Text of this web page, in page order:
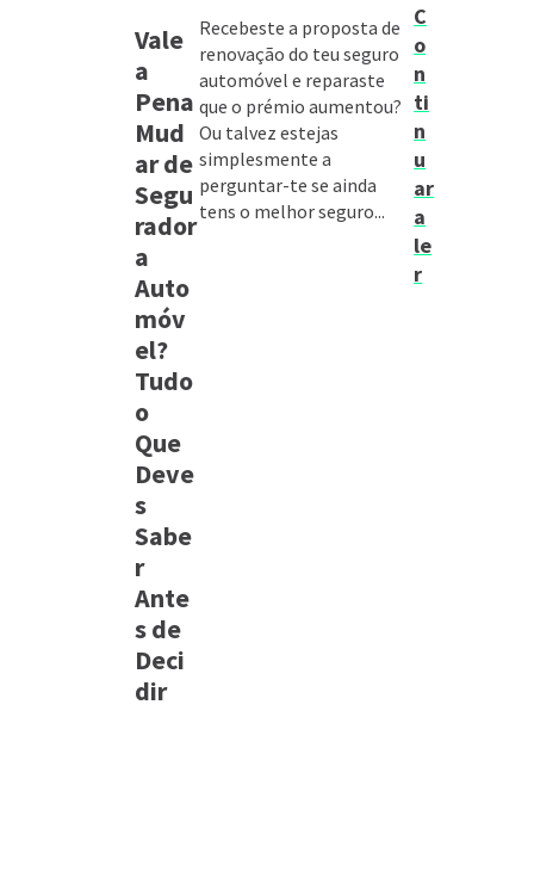
Vale
a
Pena
Mud
ar de
Segu
rador
a
Auto
móv
el?
Tudo
o
Que
Deve
s
Sabe
r
Ante
s de
Deci
dir
Recebeste a proposta de
renovação do teu seguro
automóvel e reparaste
que o prémio aumentou?
Ou talvez estejas
simplesmente a
perguntar-te se ainda
tens o melhor seguro...
C
o
n
ti
n
u
ar
a
le
r